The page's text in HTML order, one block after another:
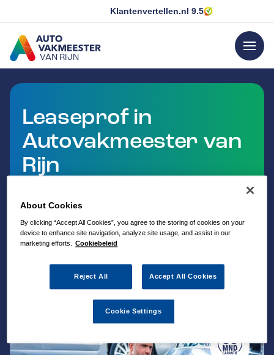
Klantenvertellen.nl 9.5
VAN RIJN
GA NAAR DE HOMEPAGINA
menu
Leaseprof in
Autovakmeester van
Rijn
van persoonlijke service dicht bij huis.
About Cookies
By clicking “Accept All Cookies”, you agree to the storing of cookies on your
device to enhance site navigation, analyze site usage, and assist in our
marketing efforts. Cookiebeleid
Reject All Accept All Cookies
Cookie Settings